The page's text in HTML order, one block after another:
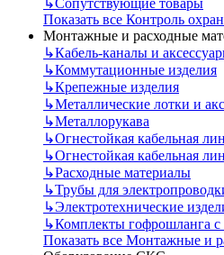
↳Сопутствующие товары
Показать все Контроль
Монтажные и расходные
↳Кабель-каналы и
↳Коммутационные изделия
↳Крепежные изделия
↳Металлические лотки и
↳Металлорукава
↳Огнестойкая кабельная
↳Огнестойкая кабельная
↳Расходные материалы
↳Трубы для
↳Электротехнические
↳Комплекты гофрошланга с
Показать все Монтажные и